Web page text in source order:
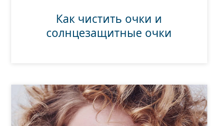
Как чистить очки и
солнцезащитные очки